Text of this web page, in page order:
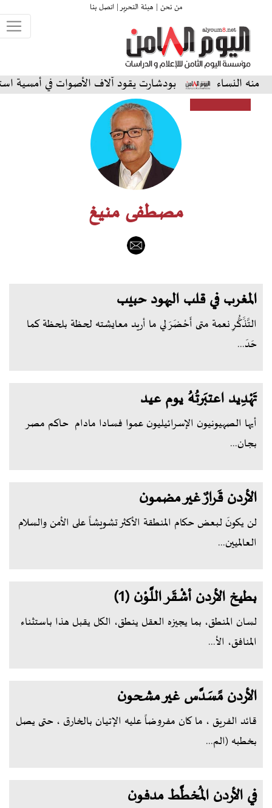
من نحن | هيئة التحرير |اتصل بنا
بودشارت يقود آلاف الأصوات في أمسية استثنائية
مصطفى منيغ
المغرب في قلب اليهود حبيب
التَّذََكُّرِ نعمة متى أَحْضَرَ لي ما أريد معايشته لحظة بلحظة كما
حَدَ...
تَهْدِيد اعتبَرتُهُ يوم عيد
أيها الصهيونيون الإسرائيليون عموا فسادا مادام حاكم مصر
بجان...
الأردن قَرارٌ غير مضمون
لن يكونَ لبعض حكام المنطقة الأكثر تشويشاً على الأمن والسلام
العالميين...
بطيخ الأردن أشْقَر اللَّوْن (1)
لسان المنطق، بما يجيزه العقل ينطق، الكل يقبل هذا باستثناء
المنافق، الأ...
الأردن مًسَدَّس غير مشحون
قائد الفريق ، ما كان مفروضاً عليه الإتيان بالخارق ، حتى يصل
بخطبه (الم...
في الأردن المُخطَّط مدفون